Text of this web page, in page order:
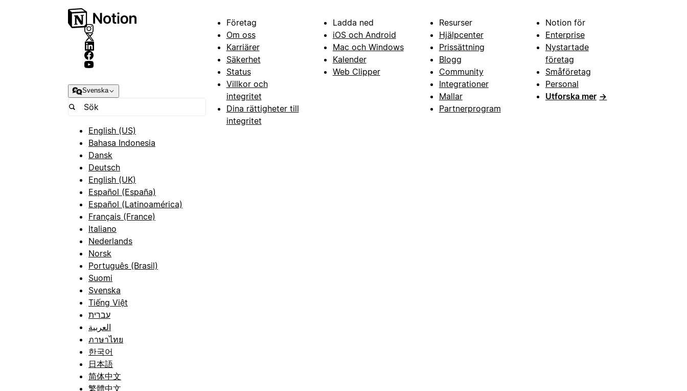
Svenska
English (US)
Bahasa Indonesia
Dansk
Deutsch
English (UK)
Español (España)
Español (Latinoamérica)
Français (France)
Italiano
Nederlands
Norsk
Português (Brasil)
Suomi
Svenska
Tiếng Việt
עברית
العربية
ภาษาไทย
한국어
日本語
简体中文
繁體中文
Företag
Om oss
Karriärer
Säkerhet
Status
Villkor och
integritet
Dina rättigheter till
integritet
Ladda ned
iOS och Android
Mac och Windows
Kalender
Web Clipper
Resurser
Hjälpcenter
Prissättning
Blogg
Community
Integrationer
Mallar
Partnerprogram
Notion för
Enterprise
Nystartade
företag
Småföretag
Personal
Utforska mer →